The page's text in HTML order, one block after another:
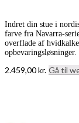
Indret din stue i
farve fra Navarra-
overflade af
2.459,00kr. Gå til